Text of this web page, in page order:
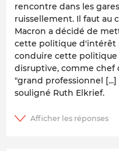
rencontre dans les
ruissellement. Il faut au
Macron a décidé de
cette politique d'intérêt
conduire cette politique
disruptive, comme chef
"grand professionnel
souligné Ruth Elkrief.